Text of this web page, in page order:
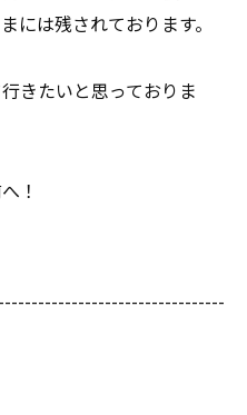
には残されております。
きたいと思っておりま
！